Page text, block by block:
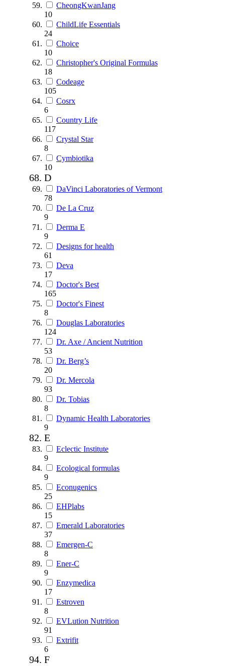
CheongKwanJang
10
ChildLife Essentials
24
Choice
10
Christopher's Original Formulas
18
Codeage
105
Cosrx
6
Country Life
117
Crystal Star
8
Cymbiotika
10
D
DaVinci Laboratories of Vermont
78
De La Cruz
9
Derma E
9
Designs for health
61
Deva
17
Doctor's Best
165
Doctor's Finest
8
Douglas Laboratories
124
Dr. Axe / Ancient Nutrition
53
Dr. Berg’s
20
Dr. Mercola
93
Dr. Tobias
8
Dynamic Health Laboratories
9
E
Eclectic Institute
9
Ecological formulas
9
Econugenics
25
EHPlabs
15
Emerald Laboratories
37
Emergen-C
8
Ener-C
9
Enzymedica
17
Estroven
8
EVLution Nutrition
91
Extrifit
6
F